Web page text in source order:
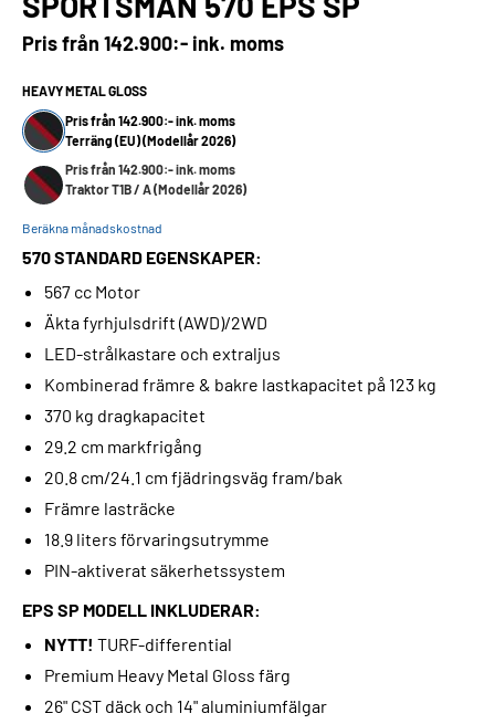
Pris från 142.900:- ink. moms
HEAVY METAL GLOSS
Pris från 142.900:- ink. moms
Terräng (EU) (Modellår 2026)
Pris från 142.900:- ink. moms
Traktor T1B / A (Modellår 2026)
Beräkna månadskostnad
570 STANDARD EGENSKAPER:
567 cc Motor
Äkta fyrhjulsdrift (AWD)/2WD
LED-strålkastare och extraljus
Kombinerad främre & bakre lastkapacitet på 123 kg
370 kg dragkapacitet
29.2 cm markfrigång
20.8 cm/24.1 cm fjädringsväg fram/bak
Främre lasträcke
18.9 liters förvaringsutrymme
PIN-aktiverat säkerhetssystem
EPS SP MODELL INKLUDERAR:
NYTT! TURF-differential
Premium Heavy Metal Gloss färg
26" CST däck och 14" aluminiumfälgar